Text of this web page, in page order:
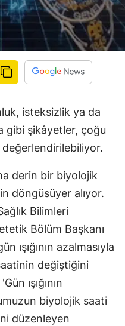
isteksizlik ya da
gibi şikâyetler, çoğu
derin bir biyolojik
döngüsüyer alıyor.
Bilimleri
Bölüm Başkanı
ışığının azalmasıyla
değiştiğini
ışığının
biyolojik saati
düzenleyen